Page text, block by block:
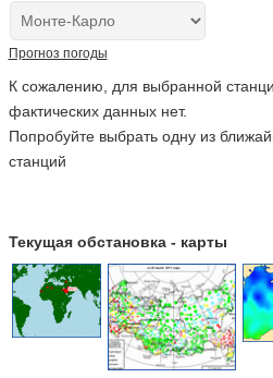
Прогноз погоды
К сожалению, для выбранной
фактических данных нет.
Попробуйте выбрать одну из
станций
Текущая обстановка - карты